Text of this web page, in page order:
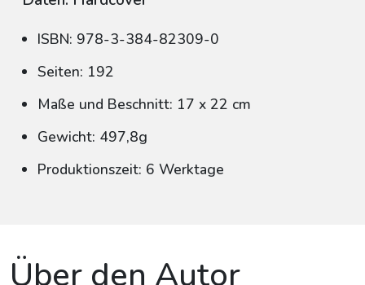
ISBN: 978-3-384-82309-0
Seiten: 192
Maße und Beschnitt: 17 x 22 cm
Gewicht: 497,8g
Produktionszeit: 6 Werktage
Über den Autor